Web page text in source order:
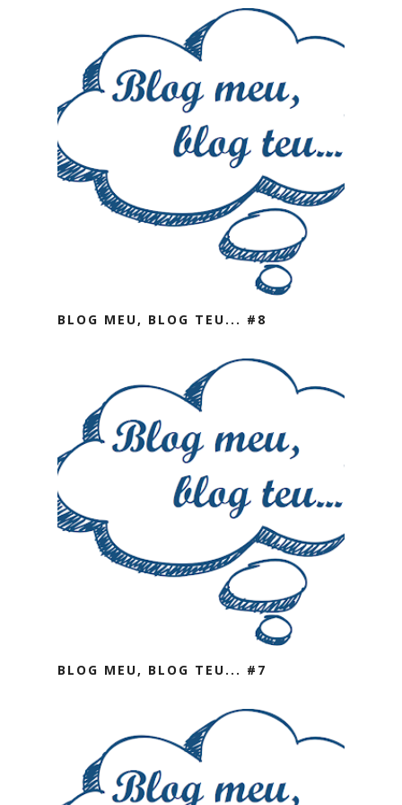
BLOG MEU, BLOG TEU... #8
BLOG MEU, BLOG TEU... #7